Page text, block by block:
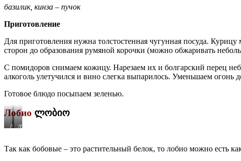
базилик, кинза – пучок
Приготовление
Для приготовления нужна толсто­стенная чугунная посуда.
сторон до образования румяной корочки (можно обжаривать
С помидоров снимаем кожицу. Наре­заем их и болгарский перец
алкоголь улету­чился и вино слегка выпарилось. Умень­шаем
Готовое блюдо посыпаем зеленью.
Лобио ლობიო
ЛобиоЛобио
Так как бобовые – это растительный белок, то лобио можно есть